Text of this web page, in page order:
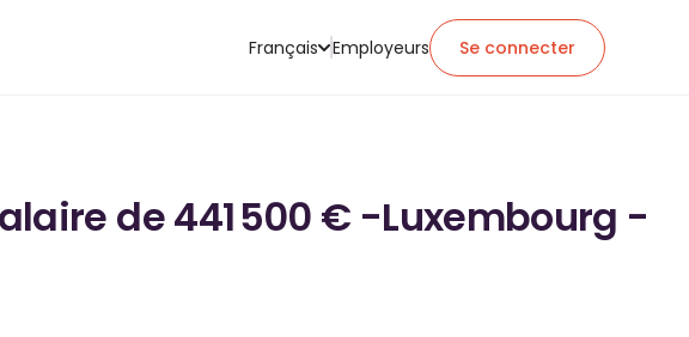
Français Employeurs Se connecter
de 441 500 € -Luxembourg -